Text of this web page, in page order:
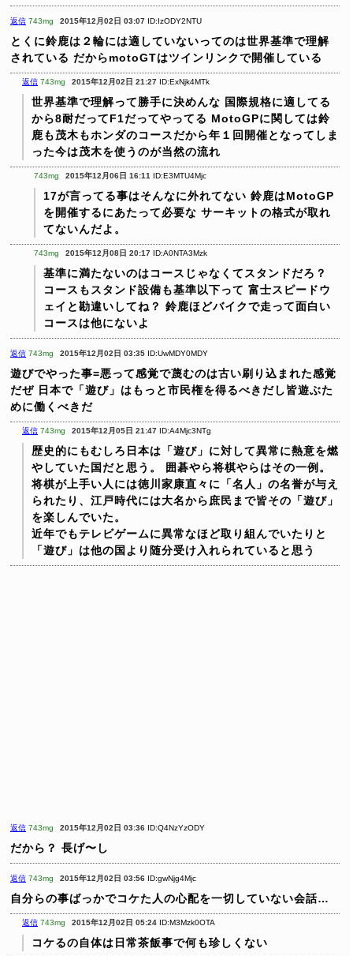
返信 743mg 2015年12月02日 03:07 ID:IzODY2NTU
とくに鈴鹿は２輪には適していないってのは世界基準で理解
されている だからmotoGTはツインリンクで開催している
返信 743mg 2015年12月02日 21:27 ID:ExNjk4MTk
世界基準で理解って勝手に決めんな 国際規格に適してる
から8耐だってF1だってやってる MotoGPに関しては鈴
鹿も茂木もホンダのコースだから年１回開催となってしま
った今は茂木を使うのが当然の流れ
743mg 2015年12月06日 16:11 ID:E3MTU4Mjc
17が言ってる事はそんなに外れてない 鈴鹿はMotoGP
を開催するにあたって必要な サーキットの格式が取れ
てないんだよ。
743mg 2015年12月08日 20:17 ID:A0NTA3Mzk
基準に満たないのはコースじゃなくてスタンドだろ？
コースもスタンド設備も基準以下って 富士スピードウ
ェイと勘違いしてね？ 鈴鹿ほどバイクで走って面白い
コースは他にないよ
返信 743mg 2015年12月02日 03:35 ID:UwMDY0MDY
遊びでやった事=悪って感覚で蔑むのは古い刷り込まれた感覚
だぜ 日本で「遊び」はもっと市民権を得るべきだし皆遊ぶた
めに働くべきだ
返信 743mg 2015年12月05日 21:47 ID:A4Mjc3NTg
歴史的にもむしろ日本は「遊び」に対して異常に熱意を燃
やしていた国だと思う。
囲碁やら将棋やらはその一例。
将棋が上手い人には徳川家康直々に「名人」の名誉が与え
られたり、江戸時代には大名から庶民まで皆その「遊び」
を楽しんでいた。
近年でもテレビゲームに異常なほど取り組んでいたりと
「遊び」は他の国より随分受け入れられていると思う
返信 743mg 2015年12月02日 03:36 ID:Q4NzYzODY
だから？ 長げ〜し
返信 743mg 2015年12月02日 03:56 ID:gwNjg4Mjc
自分らの事ばっかでコケた人の心配を一切していない会話…
返信 743mg 2015年12月02日 05:24 ID:M3Mzk0OTA
コケるの自体は日常茶飯事で何も珍しくない